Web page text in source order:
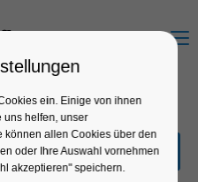
Menu
ein. Einige von ihnen
uns helfen, unser
können allen Cookies über den
oder Ihre Auswahl vornehmen
akzeptieren" speichern.